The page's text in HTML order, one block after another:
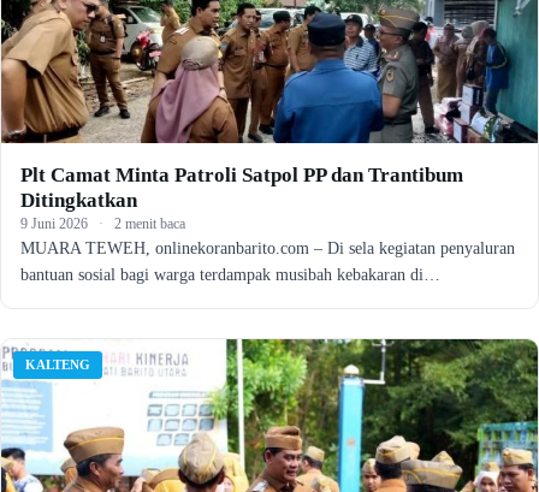
Plt Camat Minta Patroli Satpol PP dan Trantibum
Ditingkatkan
9 Juni 2026 · 2 menit baca
MUARA TEWEH, onlinekoranbarito.com – Di sela kegiatan penyaluran
bantuan sosial bagi warga terdampak musibah kebakaran di…
KALTENG